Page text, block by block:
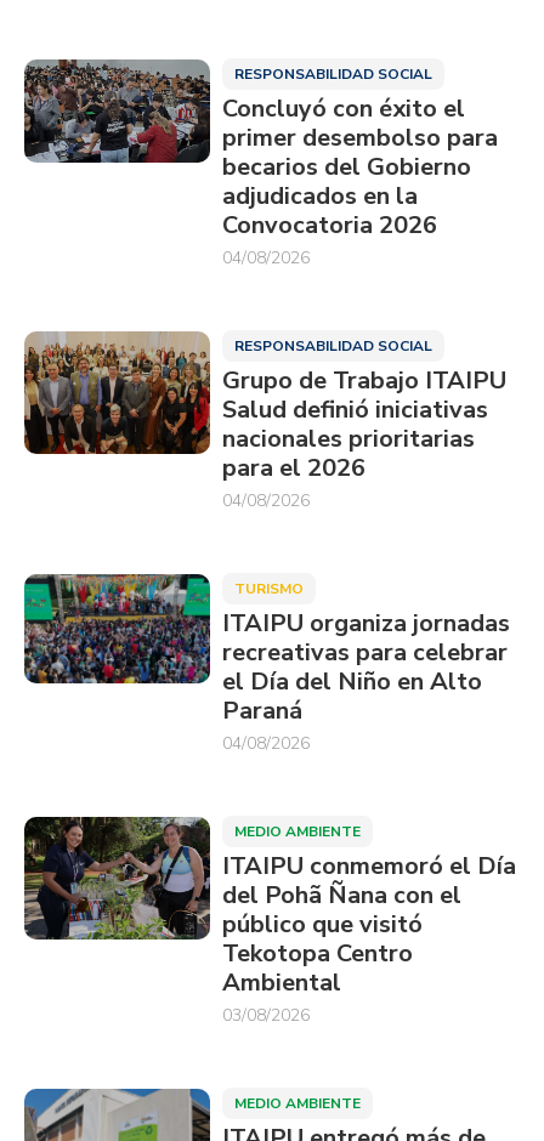
RESPONSABILIDAD SOCIAL
Concluyó con éxito el
primer desembolso para
becarios del Gobierno
adjudicados en la
Convocatoria 2026
04/08/2026
RESPONSABILIDAD SOCIAL
Grupo de Trabajo ITAIPU
Salud definió iniciativas
nacionales prioritarias
para el 2026
04/08/2026
TURISMO
ITAIPU organiza jornadas
recreativas para celebrar
el Día del Niño en Alto
Paraná
04/08/2026
MEDIO AMBIENTE
ITAIPU conmemoró el Día
del Pohã Ñana con el
público que visitó
Tekotopa Centro
Ambiental
03/08/2026
MEDIO AMBIENTE